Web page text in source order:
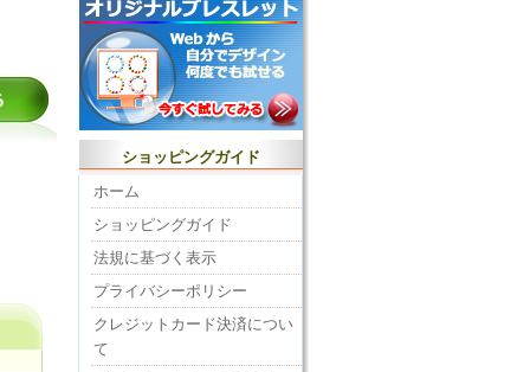
ショッピングガイド
ホーム
ショッピングガイド
法規に基づく表示
プライバシーポリシー
クレジットカード決済につい
て